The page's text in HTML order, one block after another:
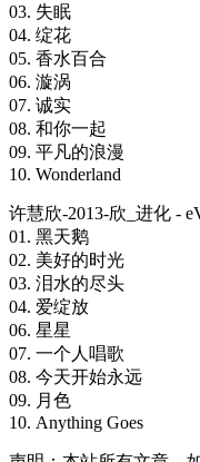
03. 失眠
04. 绽花
05. 香水百合
06. 漩涡
07. 诚实
08. 和你一起
09. 平凡的浪漫
10. Wonderland
许慧欣-2013-欣_进化 -
01. 黑天鹅
02. 美好的时光
03. 泪水的尽头
04. 爱绽放
06. 星星
07. 一个人唱歌
08. 今天开始永远
09. 月色
10. Anything Goes